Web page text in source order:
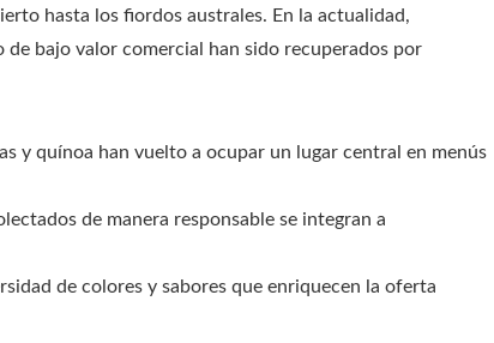
hasta los fiordos australes. En la actualidad,
bajo valor comercial han sido recuperados por
y quínoa han vuelto a ocupar un lugar central en menús
de manera responsable se integran a
de colores y sabores que enriquecen la oferta